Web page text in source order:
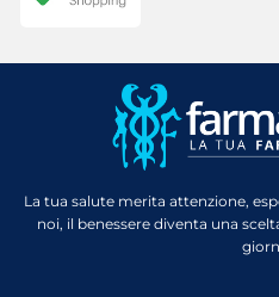
La tua salute merita attenzione,
noi, il benessere diventa una